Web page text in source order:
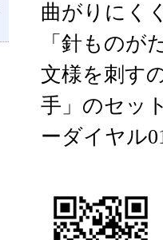
曲がりにく
「針ものが
文様を刺す
手」のセッ
ーダイヤル